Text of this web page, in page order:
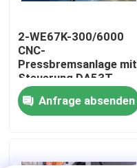
Werksbesichtigung
Qualitätskontrolle
Kontakt
Neuigkeiten
2-WE67K-300/6000
CNC-
Pressbremsanlage mit
Steuerung DA53T
Anfrage absenden